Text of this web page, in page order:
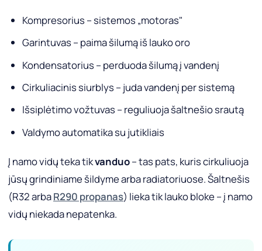
Kompresorius – sistemos „motoras"
Garintuvas – paima šilumą iš lauko oro
Kondensatorius – perduoda šilumą į vandenį
Cirkuliacinis siurblys – juda vandenį per sistemą
Išsiplėtimo vožtuvas – reguliuoja šaltnešio srautą
Valdymo automatika su jutikliais
Į namo vidų teka tikvanduo– tas pats, kuris cirkuliuoja
jūsų grindiniame šildyme arba radiatoriuose. Šaltnešis
(R32 arbaR290 propanas) lieka tik lauko bloke – į namo
vidų niekada nepatenka.